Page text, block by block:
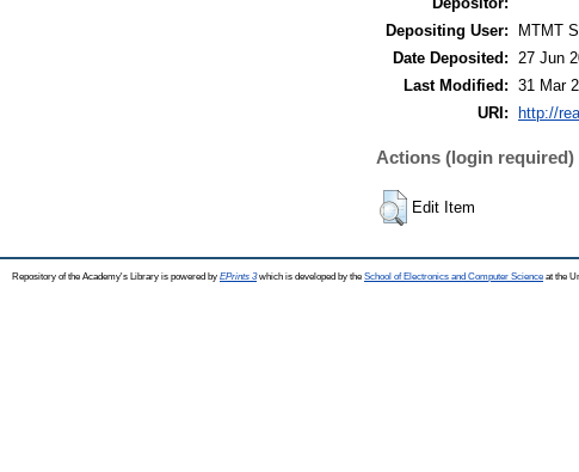
Depositing User:
MTMT
Date Deposited: 27 Jun
Last Modified: 31 Mar
URI:
http://
Actions (login required)
Edit Item
Repository of the Academy's Library is powered by EPrints 3which is developed by the School of Electronics and Computer Science at the